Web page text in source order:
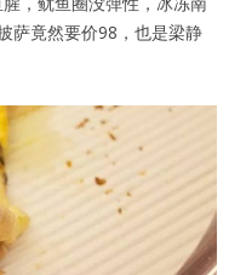
萨竟然要价98，也是梁静